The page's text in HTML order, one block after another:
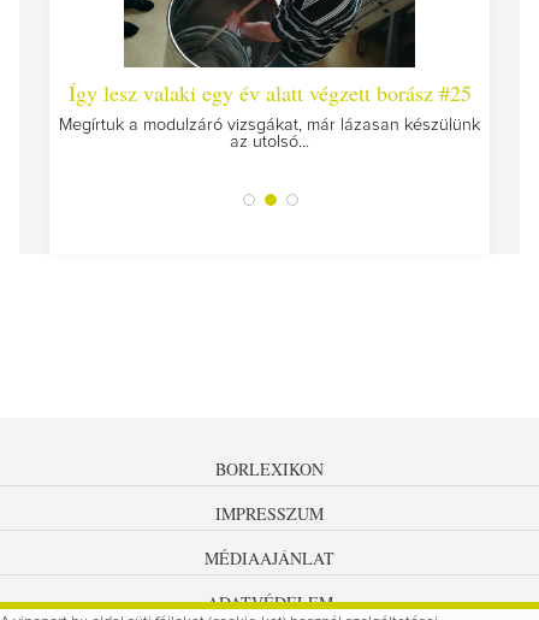
Így lesz valaki egy év alatt végzett borász #25
Megírtuk a modulzáró vizsgákat, már lázasan készülünk
az utolsó...
BORLEXIKON
IMPRESSZUM
MÉDIAAJÁNLAT
ADATVÉDELEM